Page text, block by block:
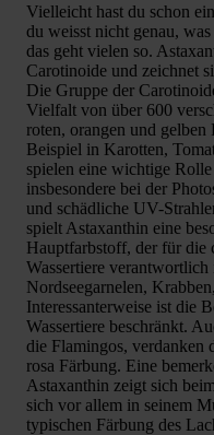
Vielleicht hast du schon
du weisst nicht genau,
das geht vielen so.
Carotinoide und zeichnet
Die Gruppe der
Vielfalt von über 600
roten, orangen und
Beispiel in Karotten,
spielen eine wichtige
insbesondere bei der
und schädliche UV-
spielt Astaxanthin eine
Hauptfarbstoff, der für die
Wassertiere
Nordseegarnelen,
Interessanterweise ist die
Wassertiere beschränkt.
die Flamingos, verdanken
rosa Färbung. Eine
Astaxanthin zeigt sich
sich vor allem in seinem
typischen Färbung des